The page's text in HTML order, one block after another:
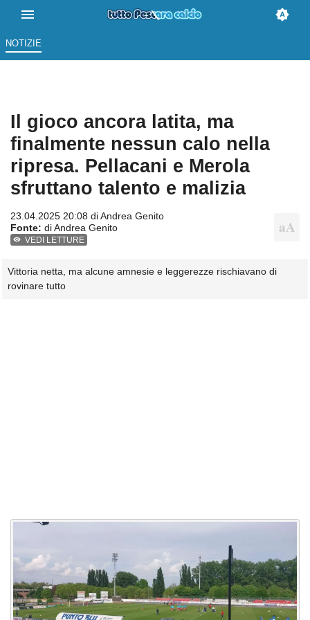
NOTIZIE
Il gioco ancora latita, ma
finalmente nessun calo nella
ripresa. Pellacani e Merola
sfruttano talento e malizia
23.04.2025 20:08 diAndrea Genito
Fonte: di Andrea Genito
VEDI LETTURE
Vittoria netta, ma alcune amnesie e leggerezze rischiavano di
rovinare tutto